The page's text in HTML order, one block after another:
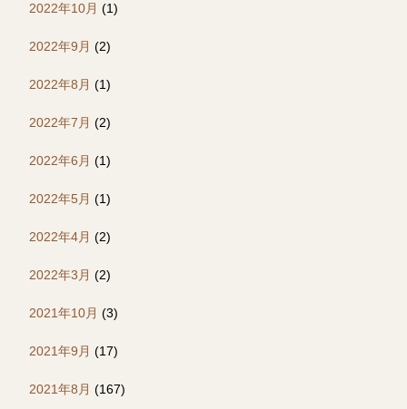
2022年10月 (1)
2022年9月 (2)
2022年8月 (1)
2022年7月 (2)
2022年6月 (1)
2022年5月 (1)
2022年4月 (2)
2022年3月 (2)
2021年10月 (3)
2021年9月 (17)
2021年8月 (167)